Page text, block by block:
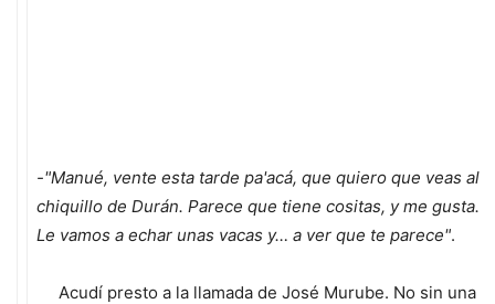
-"Manué, vente esta tarde pa'acá, que quiero que veas al
chiquillo de Durán. Parece que tiene cositas, y me gusta.
Le vamos a echar unas vacas y… a ver que te parece".
Acudí presto a la llamada de José Murube. No sin una